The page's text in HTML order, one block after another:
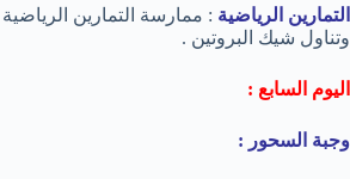
التمارين الرياضية
وتناول شيك البروتين .
اليوم السابع :
وجبة السحور :